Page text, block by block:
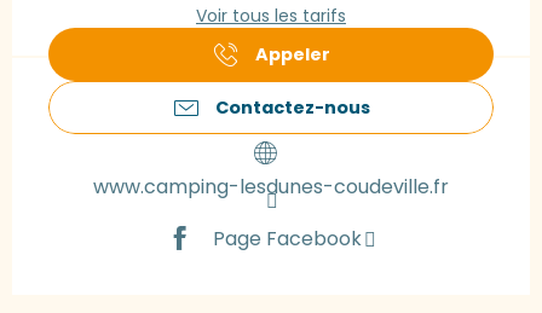
Voir tous les tarifs
Appeler
Contactez-nous
www.camping-lesdunes-coudeville.fr
Page Facebook